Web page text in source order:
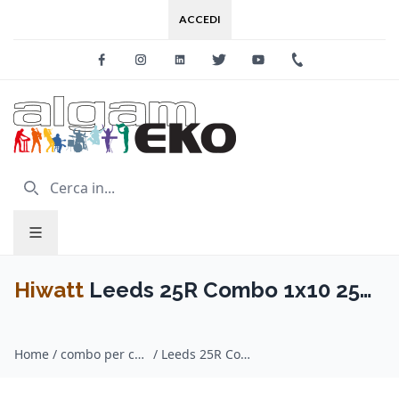
ACCEDI
FacebookInstagramLinkedinTwitter Youtube
Hiwatt Leeds 25R Combo 1x10 25
Home / combo per chitarra / Hiwatt / Leeds 25R Combo 1x10 25 W